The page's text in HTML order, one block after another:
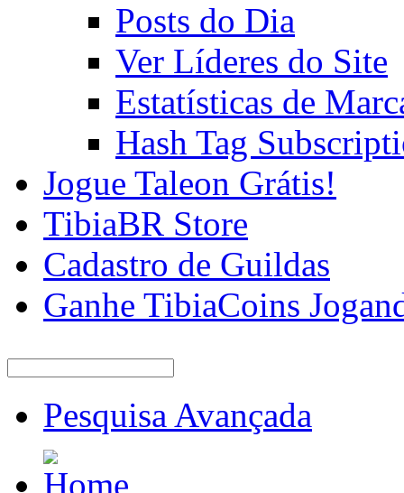
Posts do Dia
Ver Líderes do Site
Estatísticas de
Hash Tag
Jogue Taleon Grátis!
TibiaBR Store
Cadastro de Guildas
Ganhe TibiaCoins
Pesquisa Avançada